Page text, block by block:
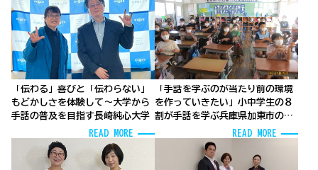
「伝わる」喜びと「伝わらない」
もどかしさを体験して～大学から
手話の普及を目指す長崎純心大学
READ MORE
「手話を学ぶのが当たり前の環境
を作っていきたい」小中学生の８
割が手話を学ぶ兵庫県加東市の先
進的な取り組みとは？READ MORE